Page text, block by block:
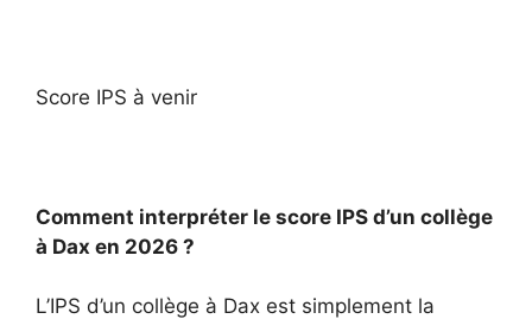
Score IPS à venir
Comment interpréter le score IPS d’un collège
à Dax en 2026 ?
L’IPS d’un collège à Dax est simplement la